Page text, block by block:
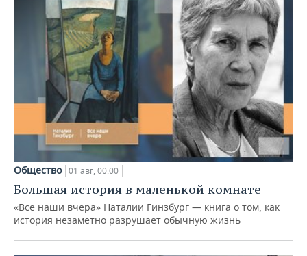
Общество 01 авг, 00:00
Большая история в маленькой комнате
«Все наши вчера» Наталии Гинзбург — книга о том, как
история незаметно разрушает обычную жизнь